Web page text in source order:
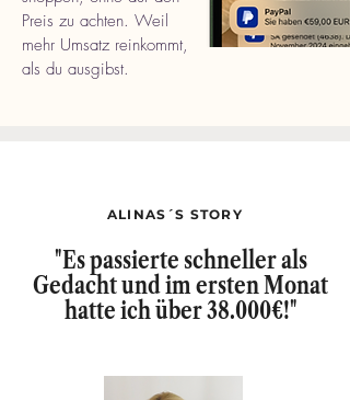
Preis zu achten. Weil
mehr Umsatz reinkommt,
als du ausgibst.
ALINAS´S STORY
"Es passierte schneller als
Gedacht und im ersten Monat
hatte ich über 38.000€!"